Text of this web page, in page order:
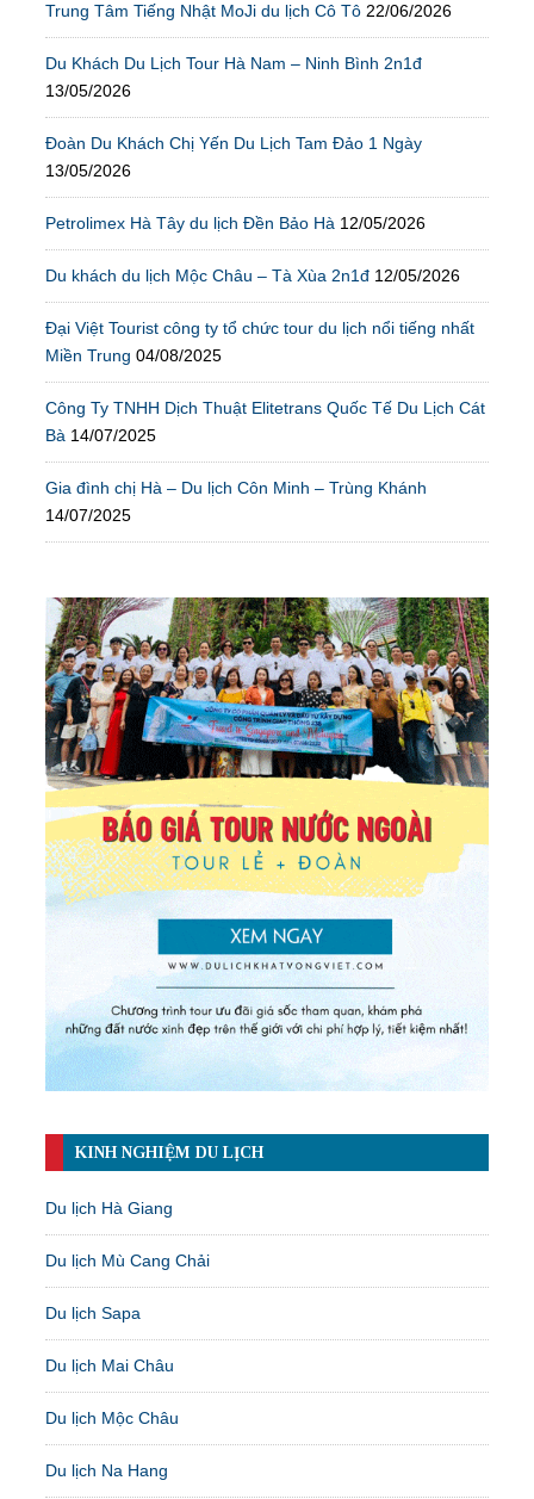
Trung Tâm Tiếng Nhật MoJi du lịch Cô Tô 22/06/2026
Du Khách Du Lịch Tour Hà Nam – Ninh Bình 2n1đ
13/05/2026
Đoàn Du Khách Chị Yến Du Lịch Tam Đảo 1 Ngày
13/05/2026
Petrolimex Hà Tây du lịch Đền Bảo Hà 12/05/2026
Du khách du lịch Mộc Châu – Tà Xùa 2n1đ 12/05/2026
Đại Việt Tourist công ty tổ chức tour du lịch nổi tiếng nhất
Miền Trung 04/08/2025
Công Ty TNHH Dịch Thuật Elitetrans Quốc Tế Du Lịch Cát
Bà 14/07/2025
Gia đình chị Hà – Du lịch Côn Minh – Trùng Khánh
14/07/2025
KINH NGHIỆM DU LỊCH
Du lịch Hà Giang
Du lịch Mù Cang Chải
Du lịch Sapa
Du lịch Mai Châu
Du lịch Mộc Châu
Du lịch Na Hang